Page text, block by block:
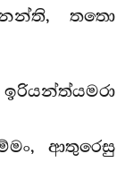
තතො
ආතුරෙසු